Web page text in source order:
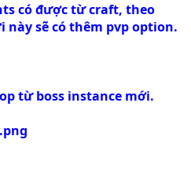
có được từ craft, theo
sẽ có thêm pvp option.
từ boss instance mới.